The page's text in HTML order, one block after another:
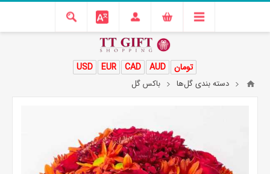
USD EUR CAD AUD تومان
دسته بندی گل‌ها باکس گل